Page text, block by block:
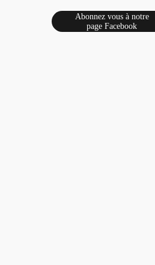
Abonnez vous à notre
page Facebook